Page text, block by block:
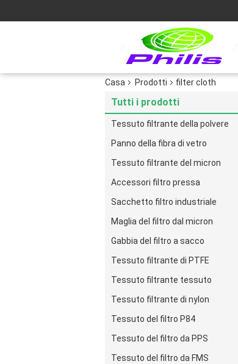
Casa Prodotti filter cloth
Tutti i prodotti
Tessuto filtrante della polvere
Panno della fibra di vetro
Tessuto filtrante del micron
Accessori filtro pressa
Sacchetto filtro industriale
Maglia del filtro dal micron
Gabbia del filtro a sacco
Tessuto filtrante di PTFE
Tessuto filtrante tessuto
Tessuto filtrante di nylon
Tessuto del filtro P84
Tessuto del filtro da PPS
Tessuto del filtro da FMS